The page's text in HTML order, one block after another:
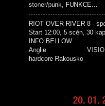
stoner/punk, FUNKCE…
RIOT OVER RIVER 8 -
Start 12:00, 5 scén, 30
INFO BELLOW
Anglie VISIONS
hardcore
20. 01.